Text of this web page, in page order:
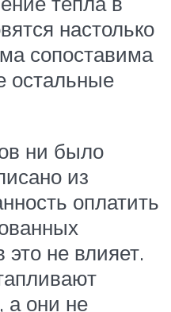
настолько
сопоставима
остальные
ни было
из
оплатить
не влияет.
а они не